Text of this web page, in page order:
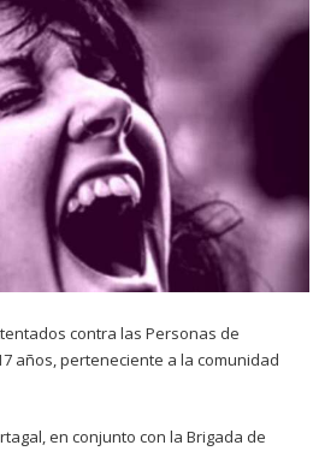
contra las Personas de
años, perteneciente a la comunidad
en conjunto con la Brigada de